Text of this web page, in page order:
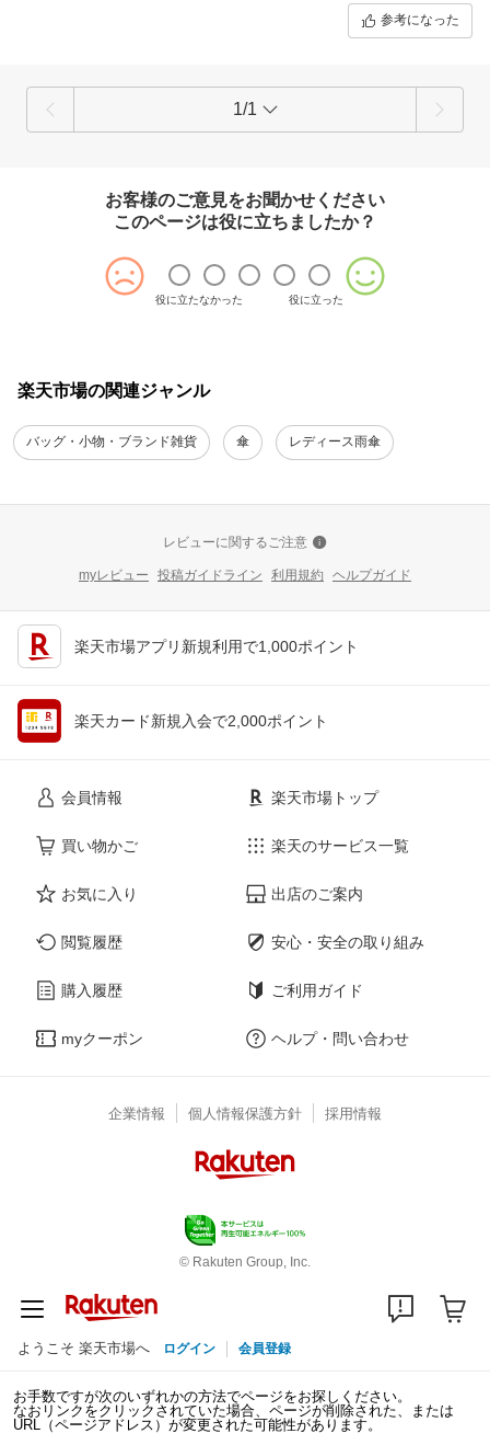
参考になった
1/1
お客様のご意見をお聞かせください
このページは役に立ちましたか？
役に立たなかった 役に立った
楽天市場の関連ジャンル
バッグ・小物・ブランド雑貨 傘 レディース雨傘
レビューに関するご注意
myレビュー 投稿ガイドライン 利用規約 ヘルプガイド
楽天市場アプリ新規利用で1,000ポイント
楽天カード新規入会で2,000ポイント
会員情報
買い物かご
お気に入り
閲覧履歴
購入履歴
myクーポン
楽天市場トップ
楽天のサービス一覧
出店のご案内
安心・安全の取り組み
ご利用ガイド
ヘルプ・問い合わせ
企業情報 個人情報保護方針 採用情報
© Rakuten Group, Inc.
ようこそ 楽天市場へ ログイン 会員登録
お手数ですが次のいずれかの方法でページをお探しください。
なおリンクをクリックされていた場合、ページが削除された、または
URL（ページアドレス）が変更された可能性があります。